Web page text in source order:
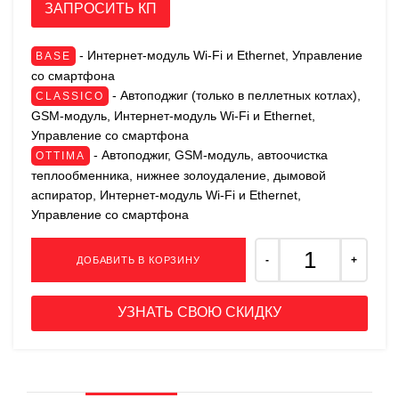
ЗАПРОСИТЬ КП
BASE
- Интернет-модуль Wi-Fi и Ethernet, Управление
со смартфона
CLASSICO
- Автоподжиг (только в пеллетных котлах),
GSM-модуль, Интернет-модуль Wi-Fi и Ethernet,
Управление со смартфона
OTTIMA
- Автоподжиг, GSM-модуль, автоочистка
теплообменника, нижнее золоудаление, дымовой
аспиратор, Интернет-модуль Wi-Fi и Ethernet,
Управление со смартфона
ДОБАВИТЬ В КОРЗИНУ
УЗНАТЬ СВОЮ СКИДКУ